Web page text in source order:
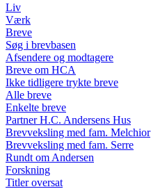
Liv
Værk
Breve
Søg i brevbasen
Afsendere og modtagere
Breve om HCA
Ikke tidligere trykte breve
Alle breve
Enkelte breve
Partner H.C. Andersens Hus
Brevveksling med fam. Melchior
Brevveksling med fam. Serre
Rundt om Andersen
Forskning
Titler oversat